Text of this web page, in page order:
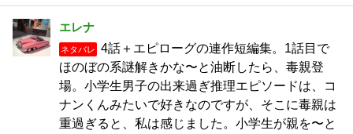
エレナ
ネタバレ
4話＋エピローグの連作短編集。1話目で
ほのぼの系謎解きかな〜と油断したら、毒親登
場。小学生男子の出来過ぎ推理エピソードは、コ
ナンくんみたいで好きなのですが、そこに毒親は
重過ぎると、私は感じました。小学生が親を〜と